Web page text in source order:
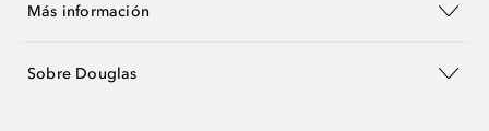
Más información
Sobre Douglas